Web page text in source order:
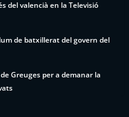
del valencià en la Televisió
de batxillerat del govern del
Greuges per a demanar la